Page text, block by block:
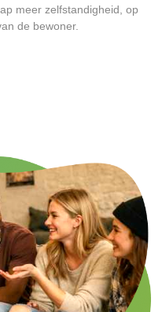
meer zelfstandigheid, op
de bewoner.